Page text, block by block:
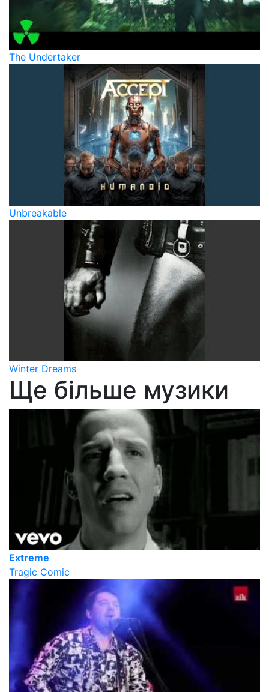
The Undertaker
Unbreakable
Winter Dreams
Ще більше музики
Extreme
Tragic Comic